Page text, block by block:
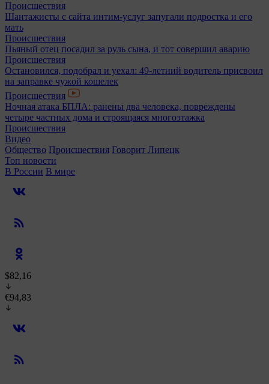
Происшествия
Шантажисты с сайта интим-услуг запугали подростка и его
мать
Происшествия
Пьяный отец посадил за руль сына, и тот совершил аварию
Происшествия
Остановился, подобрал и уехал: 49-летний водитель присвоил
на заправке чужой кошелек
Происшествия
Ночная атака БПЛА: ранены два человека, повреждены
четыре частных дома и строящаяся многоэтажка
Происшествия
Видео
Общество Происшествия Говорит Липецк
Топ новости
В России В мире
$82,16
€94,83